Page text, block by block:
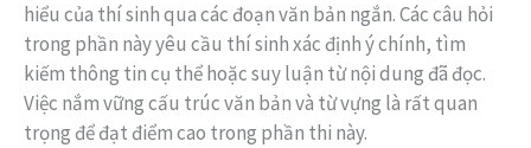
hiểu của thí sinh qua các đoạn văn bản ngắn. Các câu hỏi
trong phần này yêu cầu thí sinh xác định ý chính, tìm
kiếm thông tin cụ thể hoặc suy luận từ nội dung đã đọc.
Việc nắm vững cấu trúc văn bản và từ vựng là rất quan
trọng để đạt điểm cao trong phần thi này.